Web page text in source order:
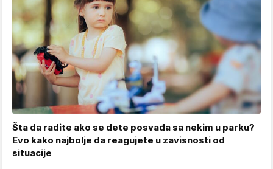
Šta da radite ako se dete posvađa sa nekim u parku?
Evo kako najbolje da reagujete u zavisnosti od
situacije